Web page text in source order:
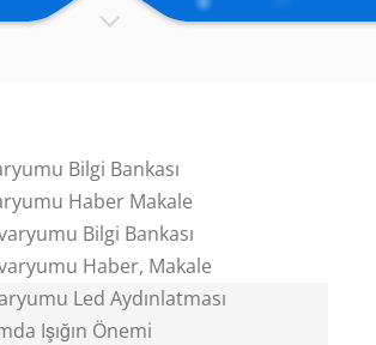
Bilgi Bankası
Haber Makale
Bilgi Bankası
Haber, Makale
Led Aydınlatması
Işığın Önemi